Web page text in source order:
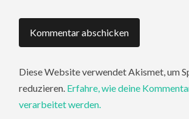
Diese Website verwendet Akismet, um
reduzieren. Erfahre, wie deine
verarbeitet werden.